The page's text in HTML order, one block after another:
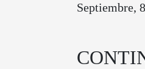
Septiembre,